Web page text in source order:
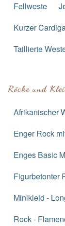
Fellweste
Kurzer
Taillierte
Röcke und
Afrikanischer
Enger Rock
Enges Basic
Figurbetonter
Minikleid -
Rock -